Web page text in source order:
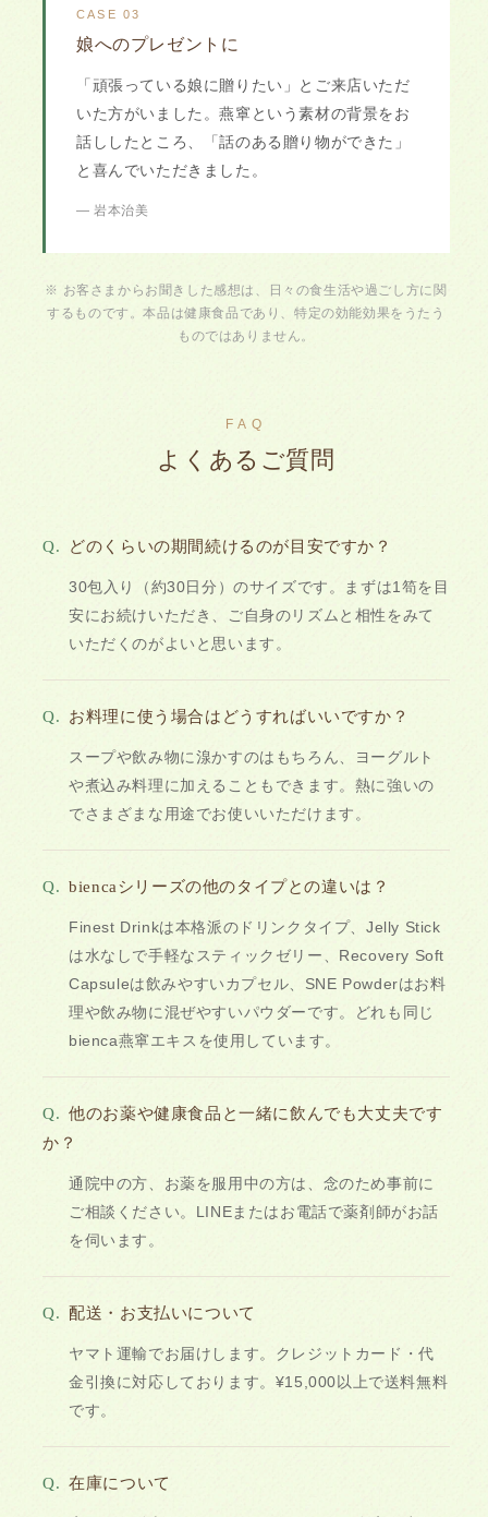
CASE 03
娘へのプレゼントに
「頑張っている娘に贈りたい」とご来店いただ
いた方がいました。燕窧という素材の背景をお
話ししたところ、「話のある贈り物ができた」
と喜んでいただきました。
— 岩本治美
※ お客さまからお聞きした感想は、日々の食生活や過ごし方に関
するものです。本品は健康食品であり、特定の効能効果をうたう
ものではありません。
FAQ
よくあるご質問
Q. どのくらいの期間続けるのが目安ですか？
30包入り（約30日分）のサイズです。まずは1笱を目
安にお続けいただき、ご自身のリズムと相性をみて
いただくのがよいと思います。
Q. お料理に使う場合はどうすればいいですか？
スープや飲み物に湶かすのはもちろん、ヨーグルト
や煮込み料理に加えることもできます。熱に強いの
でさまざまな用途でお使いいただけます。
Q. biencaシリーズの他のタイプとの違いは？
Finest Drinkは本格派のドリンクタイプ、Jelly Stick
は水なしで手軽なスティックゼリー、Recovery Soft
Capsuleは飲みやすいカプセル、SNE Powderはお料
理や飲み物に混ぜやすいパウダーです。どれも同じ
bienca燕窧エキスを使用しています。
Q. 他のお薬や健康食品と一緒に飲んでも大丈夫です
か？
通院中の方、お薬を服用中の方は、念のため事前に
ご相談ください。LINEまたはお電話で薬剤師がお話
を伺います。
Q. 配送・お支払いについて
ヤマト運輸でお届けします。クレジットカード・代
金引換に対応しております。¥15,000以上で送料無料
です。
Q. 在庫について